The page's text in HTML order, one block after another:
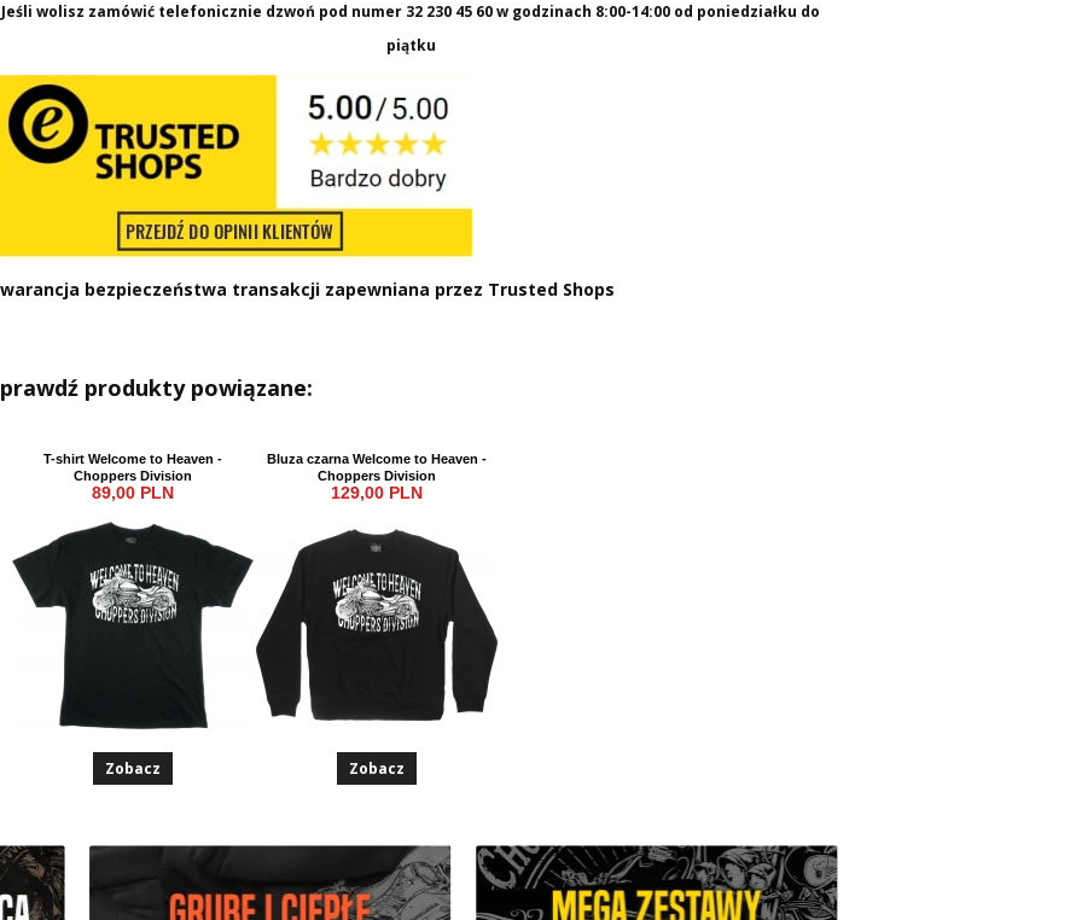
Jeśli wolisz zamówić telefonicznie dzwoń pod numer 32 230 45 60w godzinach 8:00-14:00 od poniedziałku do
piątku
bezpieczeństwa transakcji zapewniana przez Trusted Shops
produkty powiązane:
T-shirt Welcome to Heaven -
Choppers Division
89,00 PLN
Zobacz
Bluza czarna Welcome to Heaven -
Choppers Division
129,00 PLN
Zobacz